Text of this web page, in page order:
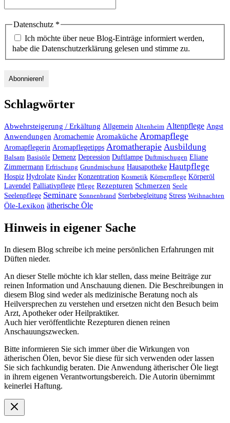
Datenschutz *
Ich möchte über neue Blog-Einträge informiert werden,
habe die Datenschutzerklärung gelesen und stimme zu.
Schlagwörter
Abwehrsteigerung / Erkältung Allgemein Altenheim Altenpflege Angst
Anwendungen Aromachemie Aromaküche Aromapflege
Aromapflegerin Aromapflegetipps Aromatherapie Ausbildung
Balsam Basisöle Demenz Depression Duftlampe Duftmischugen Eliane
Zimmermann Erfrischung Grundmischung Hausapotheke Hautpflege
Hospiz Hydrolate Kinder Konzentration Kosmetik Körperpflege Körperöl
Lavendel Palliativpflege Pflege Rezepturen Schmerzen Seele
Seelenpflege Seminare Sonnenbrand Sterbebegleitung Stress Weihnachten
Öle-Lexikon ätherische Öle
Hinweis in eigener Sache
In diesem Blog schreibe ich meine persönlichen Erfahrungen mit
Düften nieder.
An dieser Stelle möchte ich klar stellen, dass meine Beiträge zur
reinen Information und Anschauung dienen. Die Beschreibungen in
diesem Blog sind weder als medizinische Beratung noch als
Heilversprechen zu verstehen und ersetzen nicht den Besuch beim
Arzt, Apotheker oder Heilpraktiker.
Auch hier veröffentlichte Rezepturen dienen reinen
Anschauungszwecken.
Bitte informieren Sie sich immer über die Wirkungen von
ätherischen Ölen, bevor Sie diese für sich verwenden oder lassen
Sie sich fachkundig beraten. Die Anwendung ätherischer Öle liegt
in ihrem eigenen Verantwortungsbereich. Die Autorin übernimmt
keinerlei Haftung.